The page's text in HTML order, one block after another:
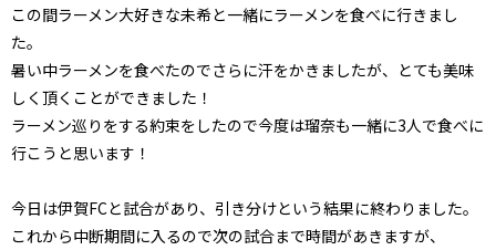
この間ラーメン大好きな未希と一緒にラーメンを食べに行きまし
た。
暑い中ラーメンを食べたのでさらに汗をかきましたが、とても美味
しく頂くことができました！
ラーメン巡りをする約束をしたので今度は瑠奈も一緒に3人で食べに
行こうと思います！
今日は伊賀FCと試合があり、引き分けという結果に終わりました。
これから中断期間に入るので次の試合まで時間があきますが、